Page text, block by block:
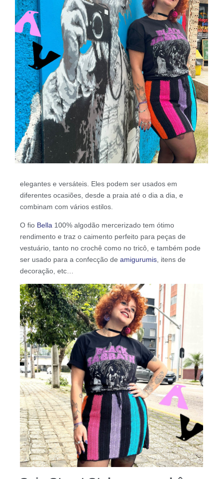
elegantes e versáteis. Eles podem ser usados em
diferentes ocasiões, desde a praia até o dia a dia, e
combinam com vários estilos.
O fio Bella 100% algodão mercerizado tem ótimo
rendimento e traz o caimento perfeito para peças de
vestuário, tanto no crochê como no tricô, e também pode
ser usado para a confecção de amigurumis , itens de
decoração, etc…